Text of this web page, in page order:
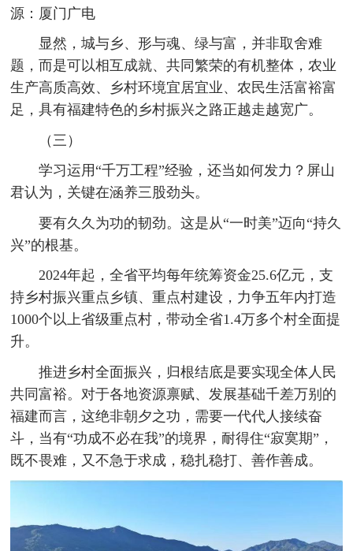
源：厦门广电
显然，城与乡、形与魂、绿与富，并非取舍难
题，而是可以相互成就、共同繁荣的有机整体，农业
生产高质高效、乡村环境宜居宜业、农民生活富裕富
足，具有福建特色的乡村振兴之路正越走越宽广。
（三）
学习运用“千万工程”经验，还当如何发力？屏山
君认为，关键在涵养三股劲头。
要有久久为功的韧劲。这是从“一时美”迈向“持久
兴”的根基。
2024年起，全省平均每年统筹资金25.6亿元，支
持乡村振兴重点乡镇、重点村建设，力争五年内打造
1000个以上省级重点村，带动全省1.4万多个村全面提
升。
推进乡村全面振兴，归根结底是要实现全体人民
共同富裕。对于各地资源禀赋、发展基础千差万别的
福建而言，这绝非朝夕之功，需要一代代人接续奋
斗，当有“功成不必在我”的境界，耐得住“寂寞期”，
既不畏难，又不急于求成，稳扎稳打、善作善成。